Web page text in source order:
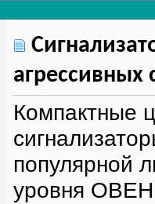
агрессивных
Компактные
популярной
уровня